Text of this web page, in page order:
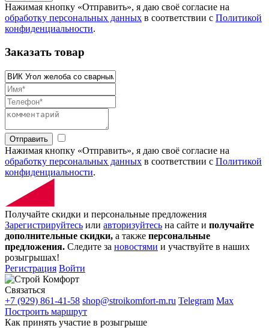
Нажимая кнопку «Отправить», я даю своё согласие на
обработку персональных данных в соответствии с Политикой
конфиденциальности.
Заказать товар
Отправить
Нажимая кнопку «Отправить», я даю своё согласие на
обработку персональных данных в соответствии с Политикой
конфиденциальности.
Получайте скидки и персональные предложения
Зарегистрируйтесь или авторизуйтесь на сайте и получайте
дополнительные скидки, а также персональные
предложения. Следите за новостями и участвуйте в наших
розыгрышах!
Регистрация Войти
Связаться
+7 (929) 861-41-58 shop@stroikomfort-m.ru Telegram Max
Построить маршрут
Как принять участие в розыгрыше